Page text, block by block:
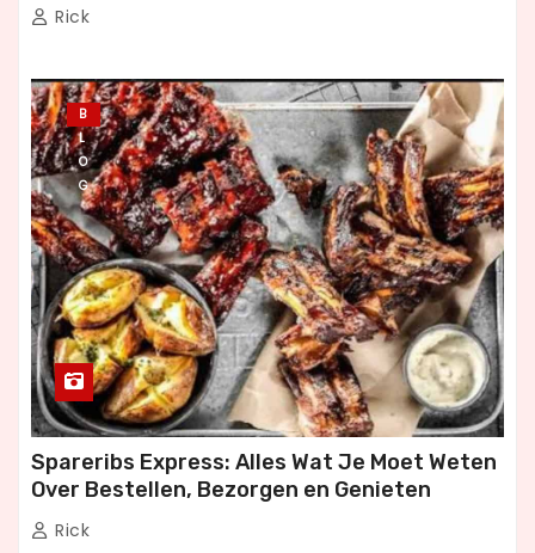
Rick
B
L
O
G
Spareribs Express: Alles Wat Je Moet Weten
Over Bestellen, Bezorgen en Genieten
Rick